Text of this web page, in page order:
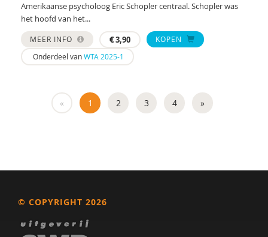
Amerikaanse psycholoog Eric Schopler centraal. Schopler was
het hoofd van het...
MEER INFO €3,90
KOPEN
Onderdeel vanWTA 2025-1
« 1 2 3 4 »
© COPYRIGHT 2026